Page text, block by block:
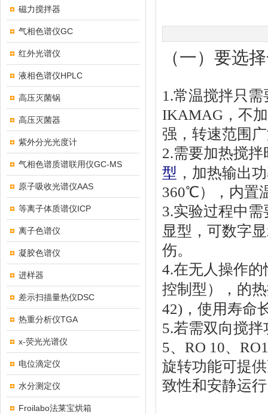
磁力搅拌器
气相色谱仪GC
红外光谱仪
液相色谱仪HPLC
高压灭菌锅
高压灭菌器
紫外分光光度计
气相色谱质谱联用仪GC-MS
原子吸收光谱仪AAS
等离子体质谱仪ICP
离子色谱仪
凝胶色谱仪
进样器
差示扫描量热仪DSC
热重分析仪TGA
x-荧光光谱仪
电位滴定仪
水分测定仪
Froilabo法莱宝烘箱
（一）要选
1.常温搅拌只
IKAMAG ，不
强，转速范围
2.需要加热搅
型 ，加热输出
360℃），内置
3.实验过程中
显型，可数字
伤。
4.在无人操作
控制型），的
42) ，使用寿命
5.若需双向搅
5、 RO 10、
旋转功能可提
致性和安静运